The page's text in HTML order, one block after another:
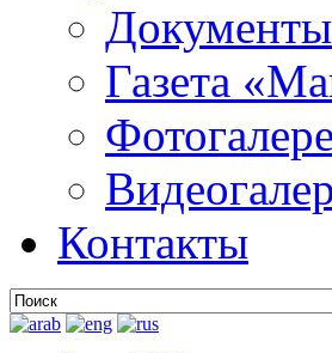
Документы
Газета
Контакты